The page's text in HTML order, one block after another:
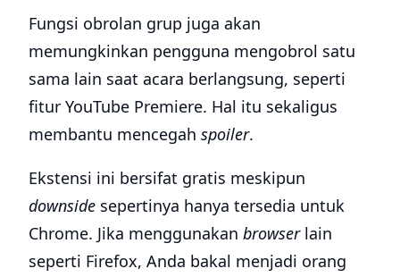
Fungsi obrolan grup juga akan
memungkinkan pengguna mengobrol satu
sama lain saat acara berlangsung, seperti
fitur YouTube Premiere. Hal itu sekaligus
membantu mencegah spoiler.
Ekstensi ini bersifat gratis meskipun
downside sepertinya hanya tersedia untuk
Chrome. Jika menggunakan browser lain
seperti Firefox, Anda bakal menjadi orang